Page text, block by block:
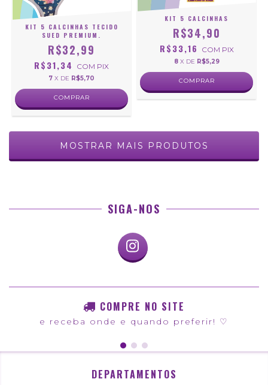
KIT 5 CALCINHAS TECIDO
SUED PREMIUM.
R$32,99
R$31,34 COM PIX
7 X DE R$5,70
COMPRAR
KIT 5 CALCINHAS
R$34,90
R$33,16 COM PIX
8 X DE R$5,29
COMPRAR
MOSTRAR MAIS PRODUTOS
SIGA-NOS
COMPRE NO SITE
e receba onde e quando preferir! ♡
DEPARTAMENTOS